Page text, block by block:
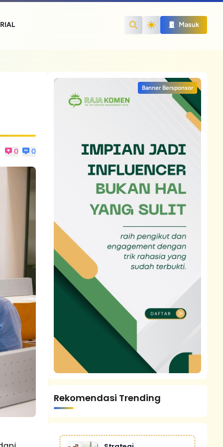
Search
Masuk
0 0
Banner Bersponsor
Rekomendasi Trending